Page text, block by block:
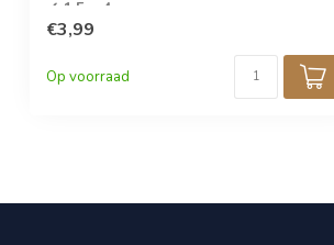
✓ 1,5 x 4 mm
€3,99
Op voorraad